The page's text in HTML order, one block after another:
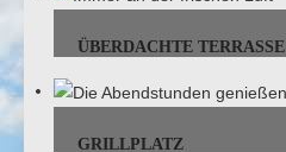
ÜBERDACHTE TERRASSE
GRILLPLATZ